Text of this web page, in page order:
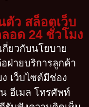
ตัว สล็อตเว็บ
อด 24 ชั่วโมง
ยวกับนโยบาย
ฝ่ายบริการลูกค้า
เว็บไซต์มีช่อง
อีเมล โทรศัพท์